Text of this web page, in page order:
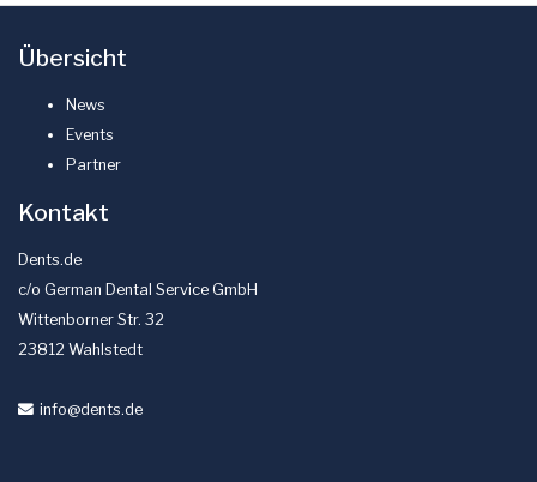
Übersicht
News
Events
Partner
Kontakt
Dents.de
c/o German Dental Service GmbH
Wittenborner Str. 32
23812 Wahlstedt
info@dents.de